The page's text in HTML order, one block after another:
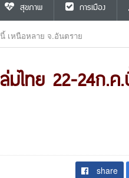
สุขภาพ การเมือง
เหนือหลาย จ.อันตราย
ไทย 22-24ก.ค
share